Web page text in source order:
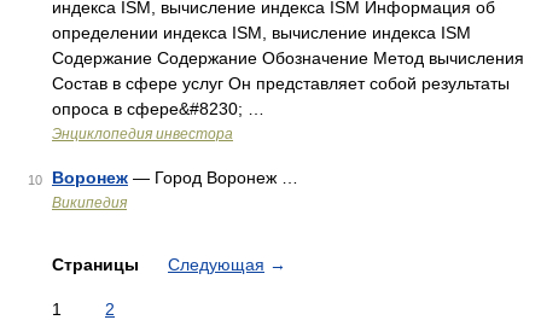
индекса ISM, вычисление индекса ISM Информация об
определении индекса ISM, вычисление индекса ISM
Содержание Содержание Обозначение Метод вычисления
Состав в сфере услуг Он представляет собой результаты
опроса в сфере&#8230; …
Энциклопедия инвестора
10 Воронеж — Город Воронеж …
Википедия
Страницы Следующая →
1 2